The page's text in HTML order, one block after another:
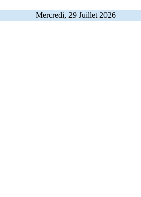
Mercredi, 29 Juillet 2026